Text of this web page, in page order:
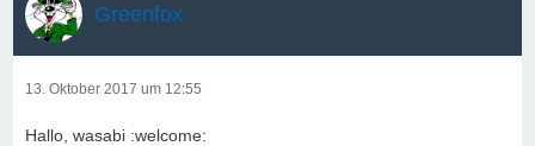
Greenfox
13. Oktober 2017 um 12:55
Hallo, wasabi :welcome: